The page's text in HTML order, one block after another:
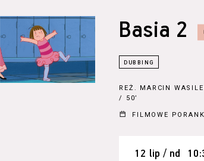
Basia 2
REŻ. MARCIN
/ 50’
FILMOWE
12 lip / nd